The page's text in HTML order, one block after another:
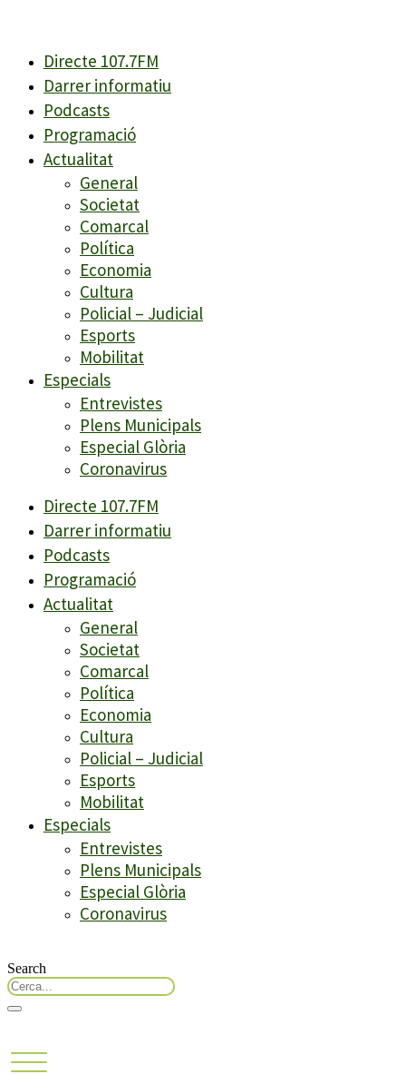
Directe 107.7FM
Darrer informatiu
Podcasts
Programació
Actualitat
General
Societat
Comarcal
Política
Economia
Cultura
Policial – Judicial
Esports
Mobilitat
Especials
Entrevistes
Plens Municipals
Especial Glòria
Coronavirus
Directe 107.7FM
Darrer informatiu
Podcasts
Programació
Actualitat
General
Societat
Comarcal
Política
Economia
Cultura
Policial – Judicial
Esports
Mobilitat
Especials
Entrevistes
Plens Municipals
Especial Glòria
Coronavirus
Search